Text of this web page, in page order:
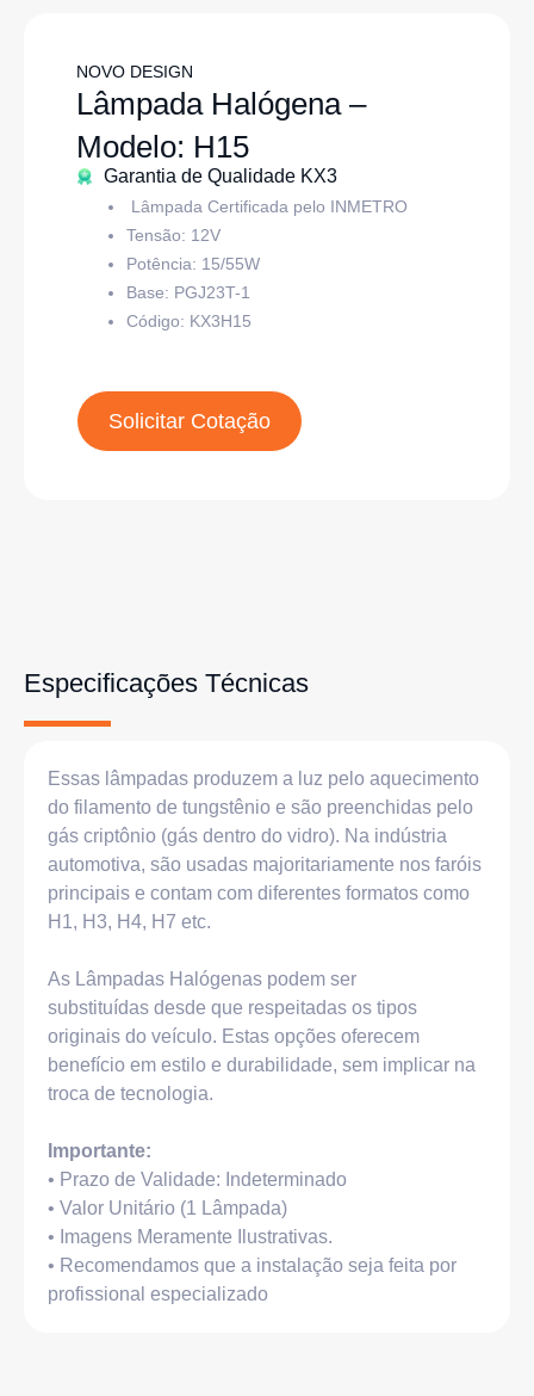
NOVO DESIGN
Lâmpada Halógena –
Modelo: H15
Garantia de Qualidade KX3
Lâmpada Certificada pelo INMETRO
Tensão: 12V
Potência: 15/55W
Base: PGJ23T-1
Código: KX3H15
Solicitar Cotação
Especificações Técnicas
Essas lâmpadas produzem a luz pelo aquecimento
do filamento de tungstênio e são preenchidas pelo
gás criptônio (gás dentro do vidro). Na indústria
automotiva, são usadas majoritariamente nos faróis
principais e contam com diferentes formatos como
H1, H3, H4, H7 etc.
As Lâmpadas Halógenas podem ser
substituídas desde que respeitadas os tipos
originais do veículo. Estas opções oferecem
benefício em estilo e durabilidade, sem implicar na
troca de tecnologia.
Importante:
• Prazo de Validade: Indeterminado
• Valor Unitário (1 Lâmpada)
• Imagens Meramente Ilustrativas.
• Recomendamos que a instalação seja feita por
profissional especializado